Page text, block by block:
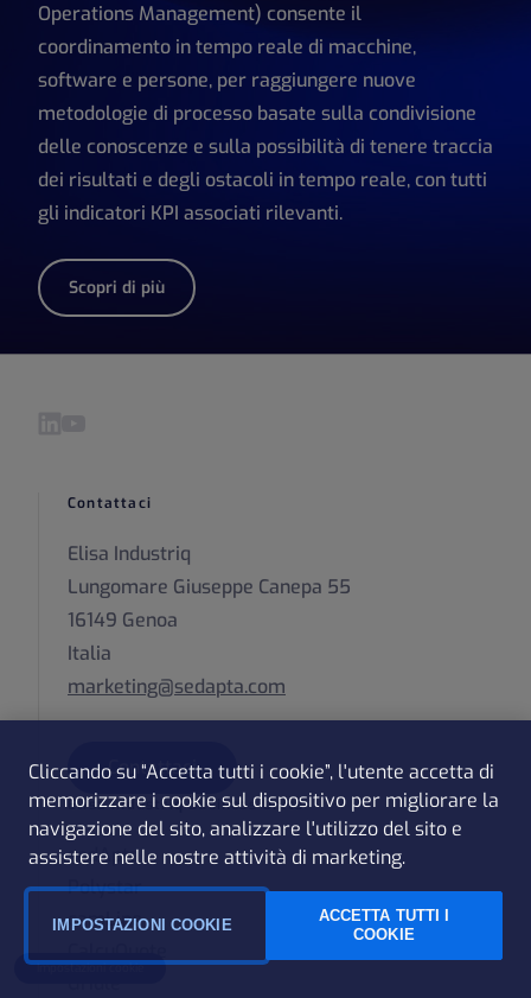
Operations Management) consente il
coordinamento in tempo reale di macchine,
software e persone, per raggiungere nuove
metodologie di processo basate sulla condivisione
delle conoscenze e sulla possibilità di tenere traccia
dei risultati e degli ostacoli in tempo reale, con tutti
gli indicatori KPI associati rilevanti.
Scopri di più
Contattaci
Elisa Industriq
Lungomare Giuseppe Canepa 55
16149 Genoa
Italia
marketing@sedapta.com
Contattaci
Elisa Industriq Business Units
sedApta
Polystar
camLine
Impostazioni cookie
Cliccando su “Accetta tutti i cookie”, l'utente accetta di
memorizzare i cookie sul dispositivo per migliorare la
navigazione del sito, analizzare l'utilizzo del sito e
assistere nelle nostre attività di marketing.
IMPOSTAZIONI COOKIE
ACCETTA TUTTI I
COOKIE